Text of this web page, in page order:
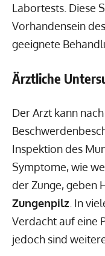
Labortests. Diese
Vorhandensein
geeignete
Ärztliche
Der Arzt kann
Inspektion des
Symptome, wie
der Zunge, geben
Zungenpilz . In
Verdacht auf eine
jedoch sind